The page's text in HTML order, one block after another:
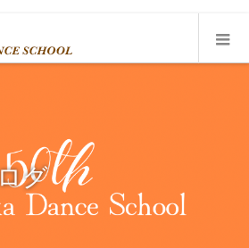
グ